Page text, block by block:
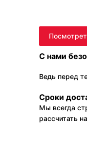
С нами
Ведь перед
Сроки
Мы всегда
рассчитать